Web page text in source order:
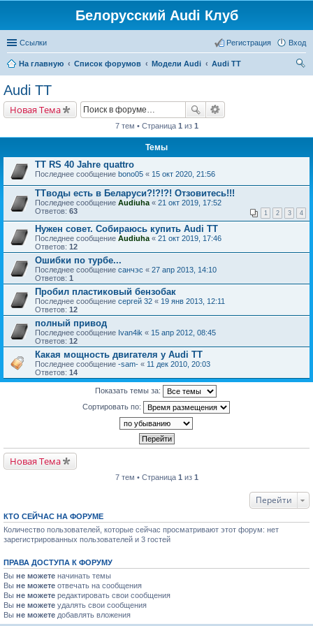
Белорусский Audi Клуб
Ссылки Вход
Регистрация
На главную Список форумов Модели Audi
Audi TT
Audi TT
Новая Тема
7 тем • Страница 1 из 1
Темы
TT RS 40 Jahre quattro
Последнее сообщение bono05 « 15 окт 2020, 21:56
TTводы есть в Беларуси?!?!?! Отзовитесь!!!
Последнее сообщение Audiuha « 21 окт 2019, 17:52
Ответов: 63 1 2 3 4
Нужен совет. Собираюсь купить Audi TT
Последнее сообщение Audiuha « 21 окт 2019, 17:46
Ответов: 12
Ошибки по турбе...
Последнее сообщение санчэс « 27 апр 2013, 14:10
Ответов: 1
Пробил пластиковый бензобак
Последнее сообщение сергей 32 « 19 янв 2013, 12:11
Ответов: 12
полный привод
Последнее сообщение Ivan4ik « 15 апр 2012, 08:45
Ответов: 12
Какая мощность двигателя у Audi TT
Последнее сообщение -sam- « 11 дек 2010, 20:03
Ответов: 14
Показать темы за:
Сортировать по:
Новая Тема
7 тем • Страница 1 из 1
Перейти
КТО СЕЙЧАС НА ФОРУМЕ
Количество пользователей, которые сейчас просматривают этот форум: нет
зарегистрированных пользователей и 3 гостей
ПРАВА ДОСТУПА К ФОРУМУ
Вы не можете начинать темы
Вы не можете отвечать на сообщения
Вы не можете редактировать свои сообщения
Вы не можете удалять свои сообщения
Вы не можете добавлять вложения